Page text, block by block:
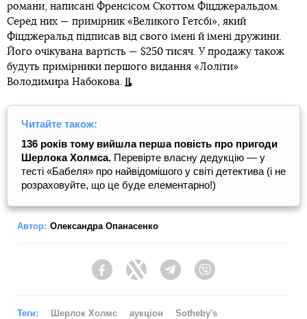
романи, написані Френсісом Скоттом Фіцджеральдом.
Серед них — примірник «Великого Гетсбі», який
Фіцджеральд підписав від свого імені й імені дружини.
Його очікувана вартість — $250 тисяч. У продажу також
будуть примірники першого видання «Лоліти»
Володимира Набокова.
Читайте також:
136 років тому вийшла перша повість про пригоди
Шерлока Холмса. Перевірте власну дедукцію — у
тесті «Бабеля» про найвідомішого у світі детектива (і не
розраховуйте, що це буде елементарно!)
Автор: Олександра Опанасенко
FacebookTwitter Telegram
Теги: Шерлок Холмс аукціон Sotheby's